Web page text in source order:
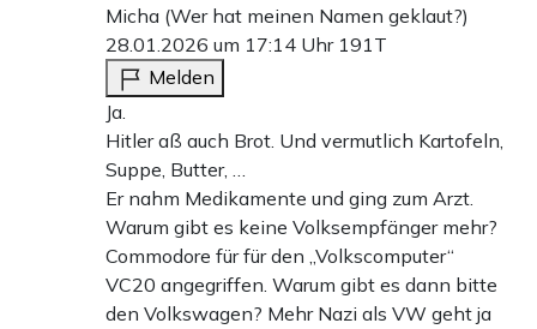
Micha (Wer hat meinen Namen geklaut?)
28.01.2026 um 17:14 Uhr 191T
Melden
Ja.
Hitler aß auch Brot. Und vermutlich Kartofeln,
Suppe, Butter, …
Er nahm Medikamente und ging zum Arzt.
Warum gibt es keine Volksempfänger mehr?
Commodore für für den „Volkscomputer“
VC20 angegriffen. Warum gibt es dann bitte
den Volkswagen? Mehr Nazi als VW geht ja